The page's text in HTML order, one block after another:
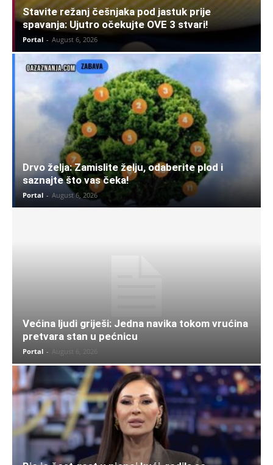
Stavite režanj češnjaka pod jastuk prije
spavanja: Ujutro očekujte OVE 3 stvari!
Portal - August 6, 2026
Drvo želja: Zamislite želju, odaberite plod i
saznajte što vas čeka!
Portal - August 6, 2026
Većina ljudi griješi: Jedna navika tokom vrućina
pretvara stan u pećnicu
Portal - August 6, 2026